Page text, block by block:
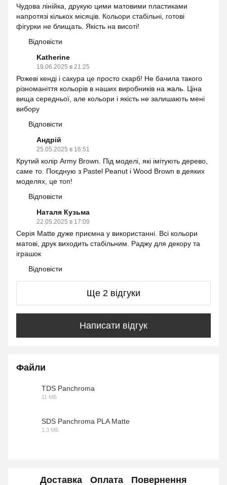
Чудова лінійка, друкую цими матовими пластиками
напротязі кількох місяців. Кольори стабільні, готові
фігурки не блищать. Якість на висоті!
Відповісти
Katherine
19.06.2025 в 21:25
Рожеві кенді і сакура це просто скарб! Не бачила такого
різноманіття кольорів в наших виробників на жаль. Ціна
вища середньої, але кольори і якість не залишають мені
вибору
Відповісти
Андрій
25.05.2025 в 16:51
Крутий колір Army Brown. Під моделі, які імітують дерево,
саме то. Поєдную з Pastel Peanut і Wood Brown в деяких
моделях, це топ!
Відповісти
Наталя Кузьма
22.05.2025 в 17:09
Серія Matte дуже приємна у використанні. Всі кольори
матові, друк виходить стабільним. Раджу для декору та
іграшок
Відповісти
Ще 2 відгуки
Написати відгук
Файли
TDS Panchroma
11 МБ
SDS Panchroma PLA Matte
1.3 МБ
Доставка Оплата Повернення